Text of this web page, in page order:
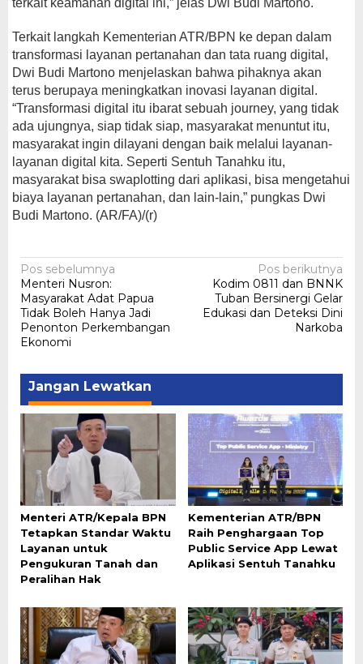
terkait keamanan digital ini,” jelas Dwi Budi Martono.
Terkait langkah Kementerian ATR/BPN ke depan dalam
transformasi layanan pertanahan dan tata ruang digital,
Dwi Budi Martono menjelaskan bahwa pihaknya akan
terus berupaya meningkatkan inovasi layanan digital.
“Transformasi digital itu ibarat sebuah journey, yang tidak
ada ujungnya, siap tidak siap, masyarakat menuntut itu,
masyarakat ingin dilayani dengan baik melalui layanan-
layanan digital kita. Seperti Sentuh Tanahku itu,
masyarakat bisa swaplotting dari aplikasi, bisa mengetahui
biaya layanan pertanahan, dan lain-lain,” pungkas Dwi
Budi Martono. (AR/FA)/(r)
Navigasi
pos
Pos sebelumnya
Menteri Nusron:
Masyarakat Adat Papua
Tidak Boleh Hanya Jadi
Penonton Perkembangan
Ekonomi
Pos berikutnya
Kodim 0811 dan BNNK
Tuban Bersinergi Gelar
Edukasi dan Deteksi Dini
Narkoba
Jangan Lewatkan
Menteri ATR/Kepala BPN
Tetapkan Standar Waktu
Layanan untuk
Pengukuran Tanah dan
Peralihan Hak
Kementerian ATR/BPN
Raih Penghargaan Top
Public Service App Lewat
Aplikasi Sentuh Tanahku